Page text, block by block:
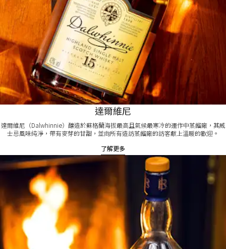
達爾維尼
達爾維尼（Dalwhinnie）釀造於蘇格蘭海拔最高且氣候最寒冷的運作中蒸餾廠，其威
士忌風味純淨，帶有麥芽的甘甜，並向所有造訪蒸餾廠的訪客獻上溫暖的歡迎。
了解更多